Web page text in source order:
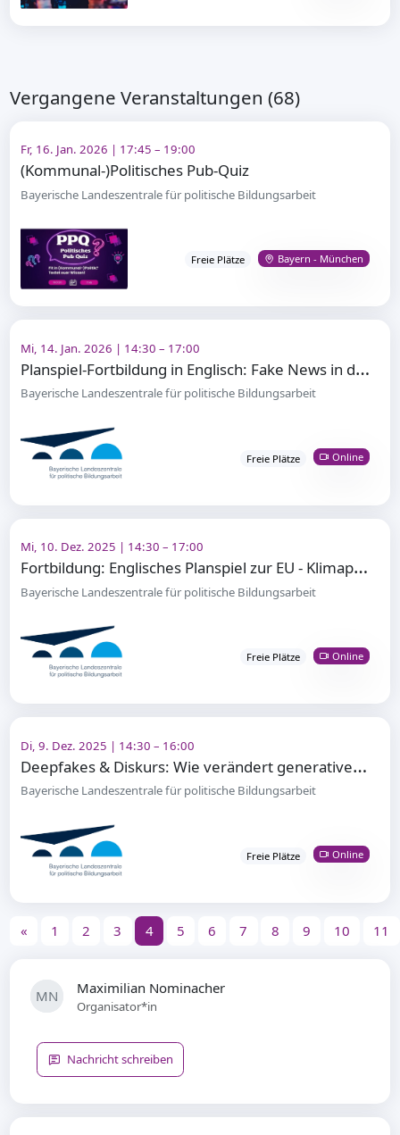
Vergangene Veranstaltungen (68)
Fr, 16. Jan. 2026 | 17:45 – 19:00
(Kommunal-)Politisches Pub-Quiz
Bayerische Landeszentrale für politische Bildungsarbeit
Freie Plätze Bayern - München
Mi, 14. Jan. 2026 | 14:30 – 17:00
P
lanspiel-Fortbildung in Englisch: Fake News in der EU
Bayerische Landeszentrale für politische Bildungsarbeit
Freie Plätze Online
Mi, 10. Dez. 2025 | 14:30 – 17:00
F
ortbildung: Englisches Planspiel zur EU - Klimapolitik
Bayerische Landeszentrale für politische Bildungsarbeit
Freie Plätze Online
Di, 9. Dez. 2025 | 14:30 – 16:00
D
eepfakes & Diskurs: Wie verändert generative KI die politische Auseinandersetzung
Bayerische Landeszentrale für politische Bildungsarbeit
Freie Plätze Online
« 1 2 3 4 5 6 7 8 9 10 11
MN Maximilian Nominacher
Organisator*in
Nachricht schreiben